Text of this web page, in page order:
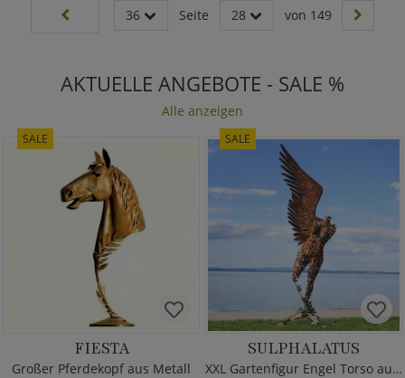
36 Seite 28 von 149
AKTUELLE ANGEBOTE - SALE %
Alle anzeigen
SALE
FIESTA
Großer Pferdekopf aus Metall
SALE
SULPHALATUS
XXL Gartenfigur Engel Torso aus Metall